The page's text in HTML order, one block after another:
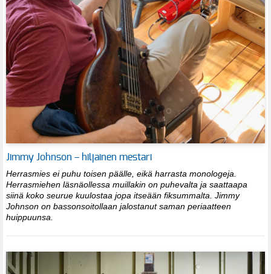
Jimmy Johnson – hiljainen mestari
Herrasmies ei puhu toisen päälle, eikä harrasta monologeja.
Herrasmiehen läsnäollessa muillakin on puhevalta ja saattaapa
siinä koko seurue kuulostaa jopa itseään fiksummalta. Jimmy
Johnson on bassonsoitollaan jalostanut saman periaatteen
huippuunsa.